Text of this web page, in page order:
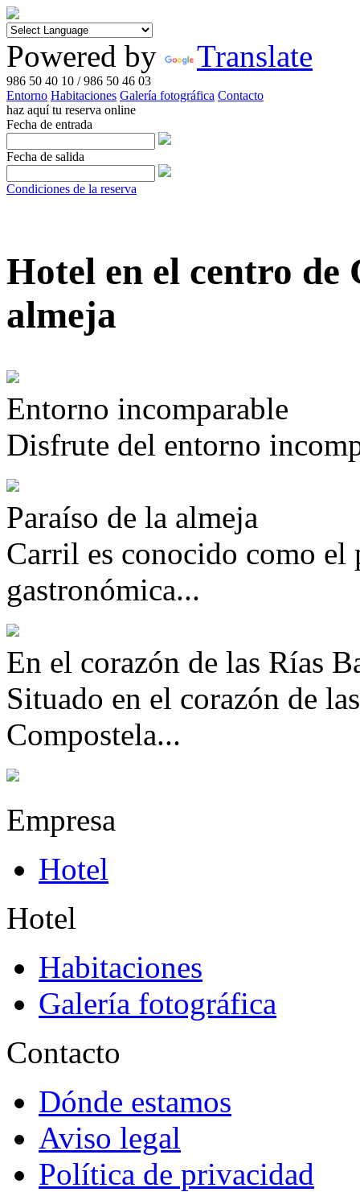
Powered by Translate
986 50 40 10 / 986 50 46 03
Entorno Habitaciones Galería fotográfica Contacto
haz aquí tu reserva online
Fecha de entrada
Fecha de salida
Condiciones de la reserva
Hotel en el centro
almeja
Entorno incomparable
Disfrute del entorno
Paraíso de la almeja
Carril es conocido como el
gastronómica...
En el corazón de las Rías
Situado en el corazón de
Compostela...
Empresa
Hotel
Hotel
Habitaciones
Galería fotográfica
Contacto
Dónde estamos
Aviso legal
Política de privacidad